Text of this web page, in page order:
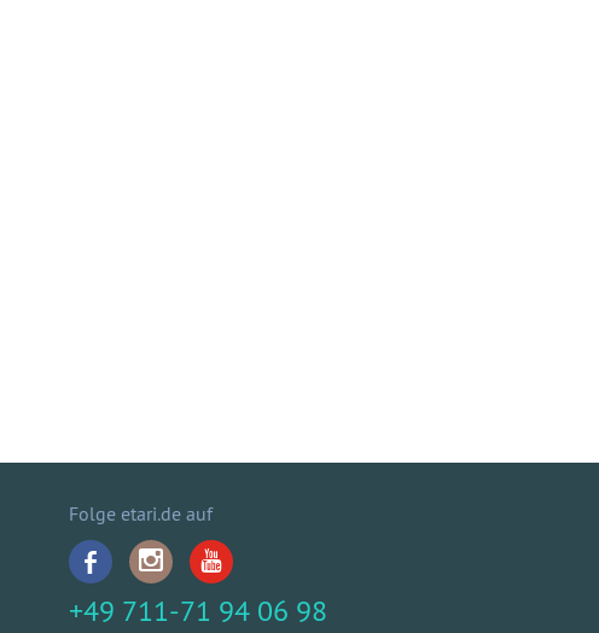
Folge etari.de auf
+49 711-71 94 06 98